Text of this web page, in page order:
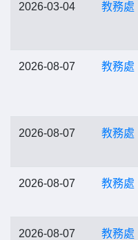
2026-03-04 教務處
2026-08-07 教務處
2026-08-07 教務處
2026-08-07 教務處
2026-08-07 教務處